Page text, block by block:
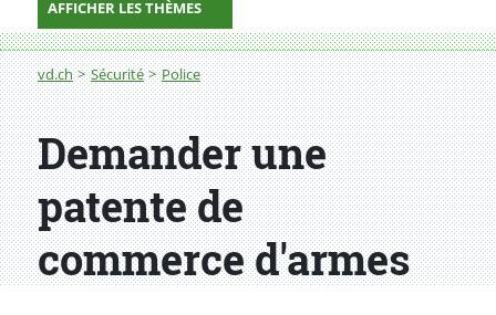
AFFICHER LES THÈMES
Fil d'Ariane
vd.ch Sécurité Police
Demander une patente de commerce d'armes
Demander une
patente de
commerce d'armes